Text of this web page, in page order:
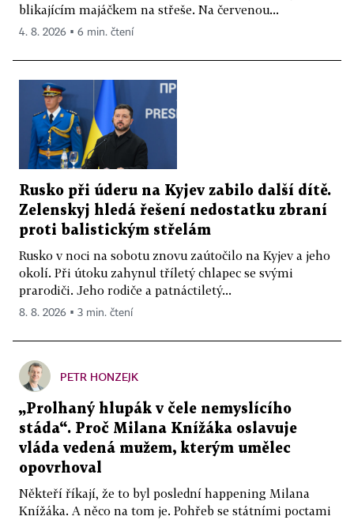
blikajícím majáčkem na střeše. Na červenou...
4. 8. 2026 ▪ 6 min. čtení
Rusko při úderu na Kyjev zabilo další dítě.
Zelenskyj hledá řešení nedostatku zbraní
proti balistickým střelám
Rusko v noci na sobotu znovu zaútočilo na Kyjev a jeho
okolí. Při útoku zahynul tříletý chlapec se svými
prarodiči. Jeho rodiče a patnáctiletý...
8. 8. 2026 ▪ 3 min. čtení
PETR HONZEJK
„Prolhaný hlupák v čele nemyslícího
stáda“. Proč Milana Knížáka oslavuje
vláda vedená mužem, kterým umělec
opovrhoval
Někteří říkají, že to byl poslední happening Milana
Knížáka. A něco na tom je. Pohřeb se státními poctami